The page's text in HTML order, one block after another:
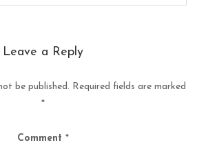
Leave a Reply
be published. Required fields are marked
*
Comment *